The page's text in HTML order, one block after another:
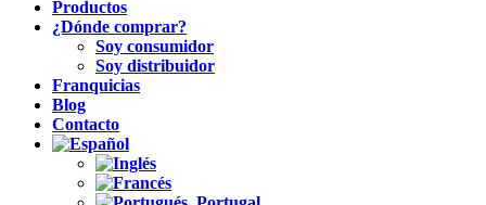
Productos
¿Dónde comprar?
Soy consumidor
Soy distribuidor
Franquicias
Blog
Contacto